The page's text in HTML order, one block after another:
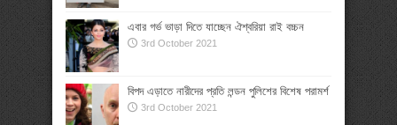
এবার গর্ভ ভাড়া দিতে যাচ্ছেন ঐশ্বরিয়া রাই বচ্চন
3rd October 2021
বিপদ এড়াতে নারীদের প্রতি লন্ডন পুলিশের বিশেষ পরামর্শ
3rd October 2021